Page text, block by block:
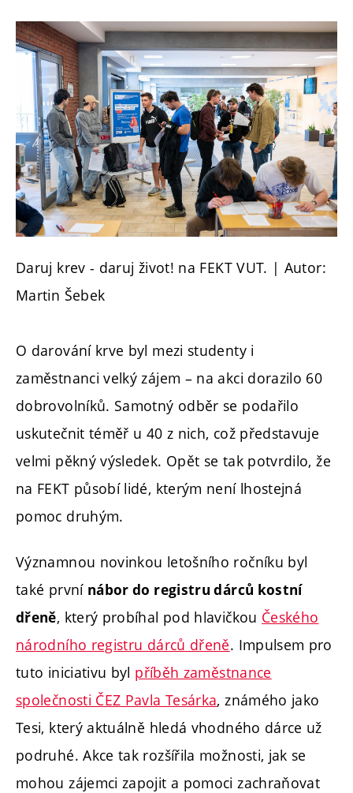
Daruj krev - daruj život! na FEKT VUT. | Autor:
Martin Šebek
O darování krve byl mezi studenty i
zaměstnanci velký zájem – na akci dorazilo 60
dobrovolníků. Samotný odběr se podařilo
uskutečnit téměř u 40 z nich, což představuje
velmi pěkný výsledek. Opět se tak potvrdilo, že
na FEKT působí lidé, kterým není lhostejná
pomoc druhým.
Významnou novinkou letošního ročníku byl
také první nábor do registru dárců kostní
dřeně, který probíhal pod hlavičkou Českého
národního registru dárců dřeně. Impulsem pro
tuto iniciativu byl příběh zaměstnance
společnosti ČEZ Pavla Tesárka, známého jako
Tesi, který aktuálně hledá vhodného dárce už
podruhé. Akce tak rozšířila možnosti, jak se
mohou zájemci zapojit a pomoci zachraňovat